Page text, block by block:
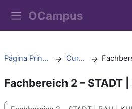
Panel lateral
Página Principal Cursos
Fachbereich 2 – STADT |